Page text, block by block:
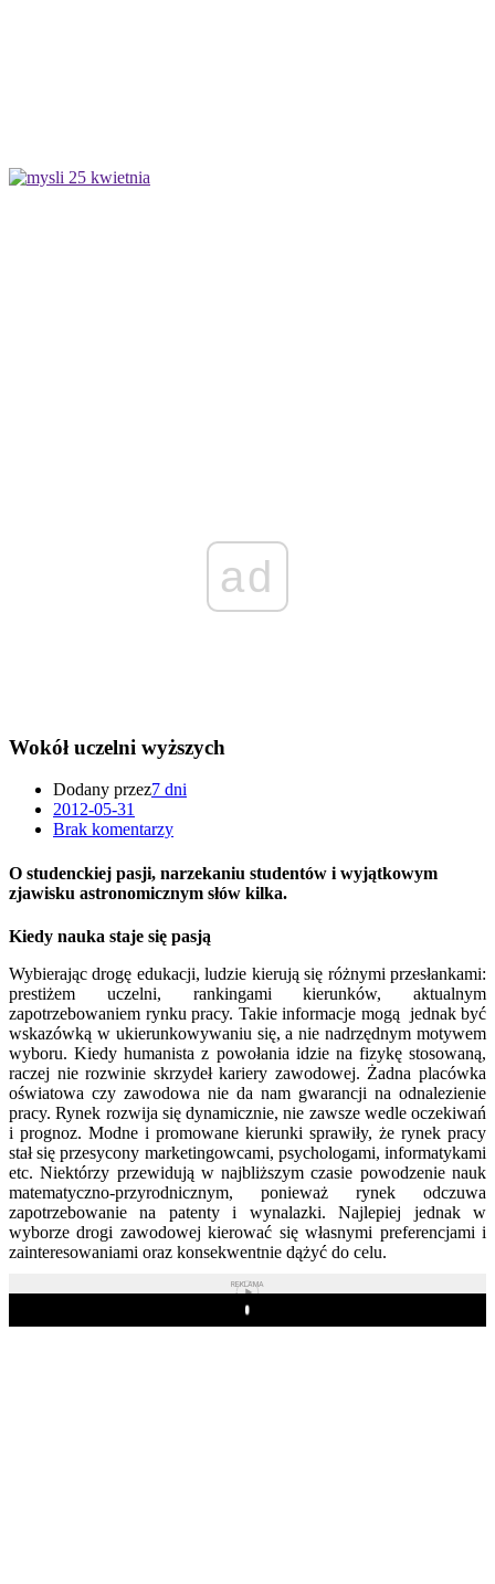
ad
Wokół uczelni wyższych
Dodany przez7 dni
2012-05-31
Brak komentarzy
O studenckiej pasji, narzekaniu studentów i wyjątkowym
zjawisku astronomicznym słów kilka.
Kiedy nauka staje się pasją
Wybierając drogę edukacji, ludzie kierują się różnymi przesłankami:
prestiżem uczelni, rankingami kierunków, aktualnym
zapotrzebowaniem rynku pracy. Takie informacje mogą jednak być
wskazówką w ukierunkowywaniu się, a nie nadrzędnym motywem
wyboru. Kiedy humanista z powołania idzie na fizykę stosowaną,
raczej nie rozwinie skrzydeł kariery zawodowej. Żadna placówka
oświatowa czy zawodowa nie da nam gwarancji na odnalezienie
pracy. Rynek rozwija się dynamicznie, nie zawsze wedle oczekiwań
i prognoz. Modne i promowane kierunki sprawiły, że rynek pracy
stał się przesycony marketingowcami, psychologami, informatykami
etc. Niektórzy przewidują w najbliższym czasie powodzenie nauk
matematyczno-przyrodnicznym, ponieważ rynek odczuwa
zapotrzebowanie na patenty i wynalazki. Najlepiej jednak w
wyborze drogi zawodowej kierować się własnymi preferencjami i
zainteresowaniami oraz konsekwentnie dążyć do celu.
REKLAMA
Play